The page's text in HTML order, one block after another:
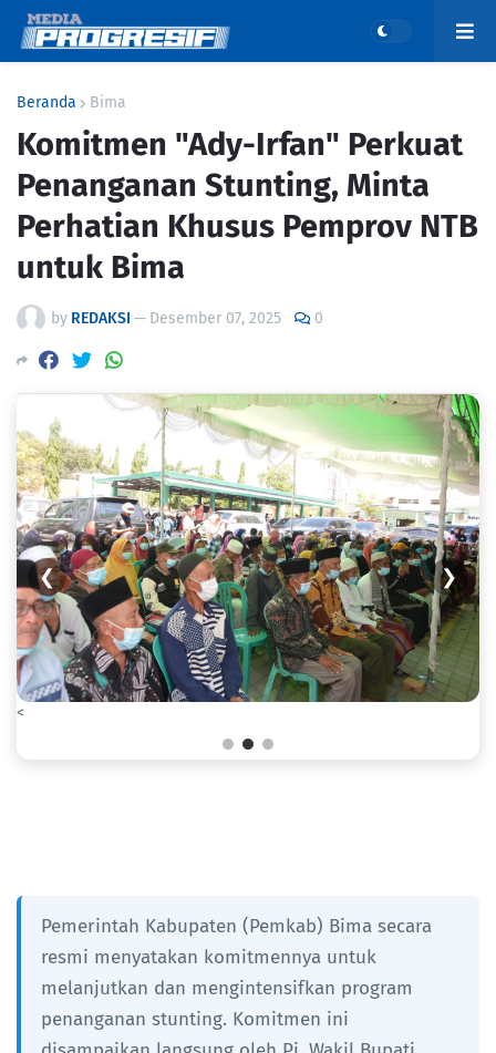
Beranda Bima
Komitmen "Ady-Irfan" Perkuat
Penanganan Stunting, Minta
Perhatian Khusus Pemprov NTB
untuk Bima
by REDAKSI — Desember 07, 2025 0
<
❮ ❯
Pemerintah Kabupaten (Pemkab) Bima secara
resmi menyatakan komitmennya untuk
melanjutkan dan mengintensifkan program
penanganan stunting. Komitmen ini